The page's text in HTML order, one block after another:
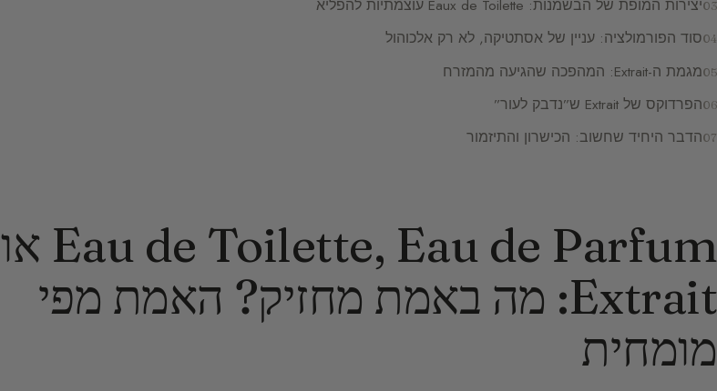
יצירות המופת של הבשמנות: Eaux de Toilette עוצמתיות להפליא
סוד הפורמולציה: עניין של אסתטיקה, לא רק אלכוהול
מגמת ה-Extrait: המהפכה שהגיעה מהמזרח
הפרדוקס של Extrait ש”נדבק לעור”
הדבר היחיד שחשוב: הכישרון והתיזמור
Eau de Toilette, Eau de Parfum או
Extrait: מה באמת מחזיק? האמת מפי
מומחית